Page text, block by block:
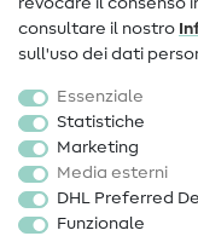
Popolare
Accessori cucito
Sale
revocare il consenso
consultare il nostro
sull'uso dei dati
Essenziale
Statistiche
Marketing
Media esterni
DHL Preferred
Funzionale